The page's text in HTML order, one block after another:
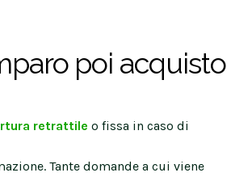
poi acquisto
retrattile o fissa in caso di
Tante domande a cui viene